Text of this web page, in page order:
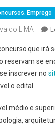
Emprego
LIMA
que irá
reservam se
inscrever no
o edital.
médio e